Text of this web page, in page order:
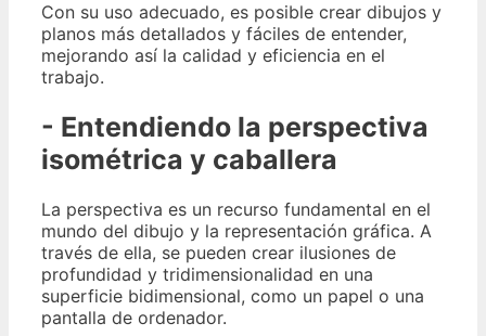
Con su uso adecuado, es posible crear dibujos y
planos más detallados y fáciles de entender,
mejorando así la calidad y eficiencia en el
trabajo.
- Entendiendo la perspectiva
isométrica y caballera
La perspectiva es un recurso fundamental en el
mundo del dibujo y la representación gráfica. A
través de ella, se pueden crear ilusiones de
profundidad y tridimensionalidad en una
superficie bidimensional, como un papel o una
pantalla de ordenador.